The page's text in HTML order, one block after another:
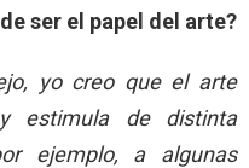
ser el papel del arte?
yo creo que el arte
estimula de distinta
ejemplo, a algunas